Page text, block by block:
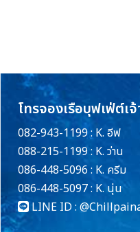
โทรจองเรือบุฟเฟ่ต์เ
082-943-1199 : K. อีฟ
088-215-1199 : K. ว่าน
086-448-5096 : K. ครีม
086-448-5097 : K. นุ่น
LINE ID :